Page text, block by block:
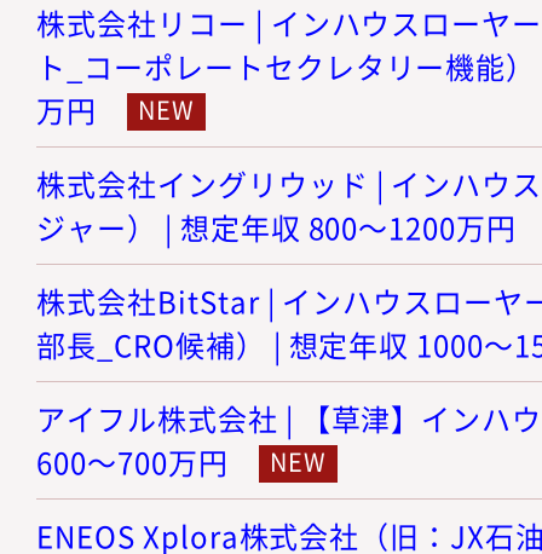
株式会社リコー | インハウスローヤ
ト_コーポレートセクレタリー機能
万円
株式会社イングリウッド | インハウ
ジャー） | 想定年収 800～1200万円
株式会社BitStar | インハウスローヤ
部長_CRO候補） | 想定年収 1000～
アイフル株式会社 | 【草津】インハ
600～700万円
ENEOS Xplora株式会社（旧：JX石